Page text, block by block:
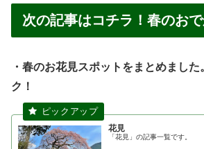
次の記事はコチラ！春のお
・春のお花見スポットをまとめまし
ク！
花見
「花見」の記事一覧です。